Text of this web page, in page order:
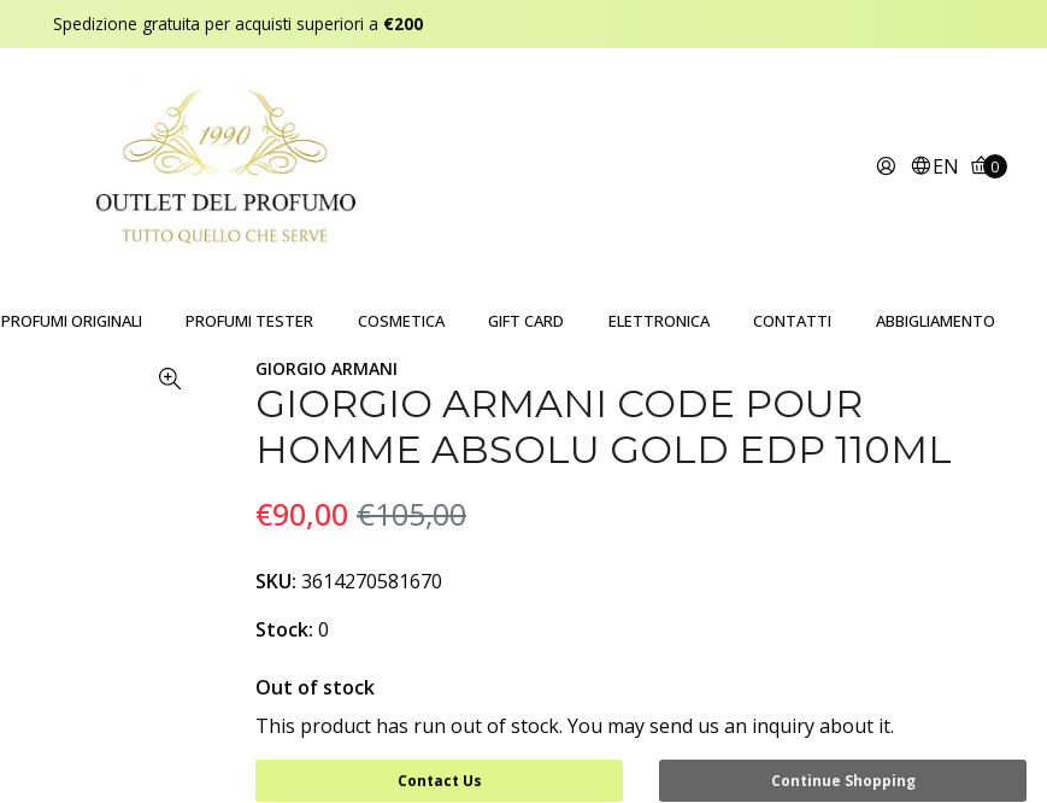
Spedizione gratuita per acquisti superiori a €200
EN 0
PROFUMI ORIGINALI PROFUMI TESTER COSMETICA GIFT CARD ELETTRONICA CONTATTI ABBIGLIAMENTO
GIORGIO ARMANI
GIORGIO ARMANI CODE POUR
HOMME ABSOLU GOLD EDP 110ML
€90,00 €105,00
SKU: 3614270581670
Stock: 0
Out of stock
This product has run out of stock. You may send us an inquiry about it.
Contact Us Continue Shopping